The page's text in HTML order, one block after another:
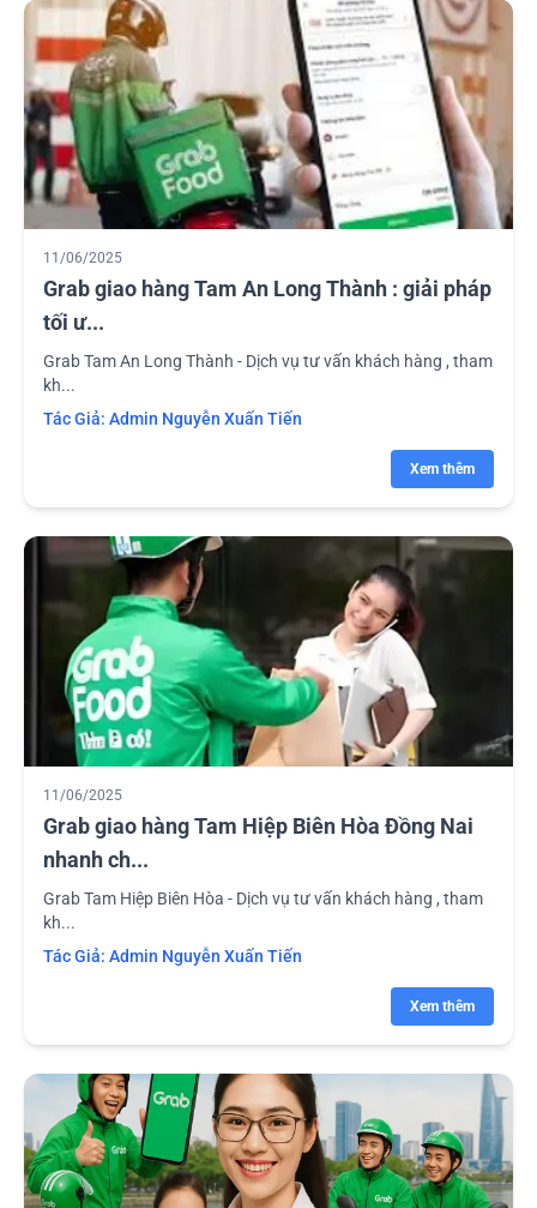
11/06/2025
Grab giao hàng Tam An Long Thành : giải pháp
tối ư...
Grab Tam An Long Thành - Dịch vụ tư vấn khách hàng , tham
kh...
Tác Giả: Admin Nguyễn Xuấn Tiến
Xem thêm
11/06/2025
Grab giao hàng Tam Hiệp Biên Hòa Đồng Nai
nhanh ch...
Grab Tam Hiệp Biên Hòa - Dịch vụ tư vấn khách hàng , tham
kh...
Tác Giả: Admin Nguyễn Xuấn Tiến
Xem thêm